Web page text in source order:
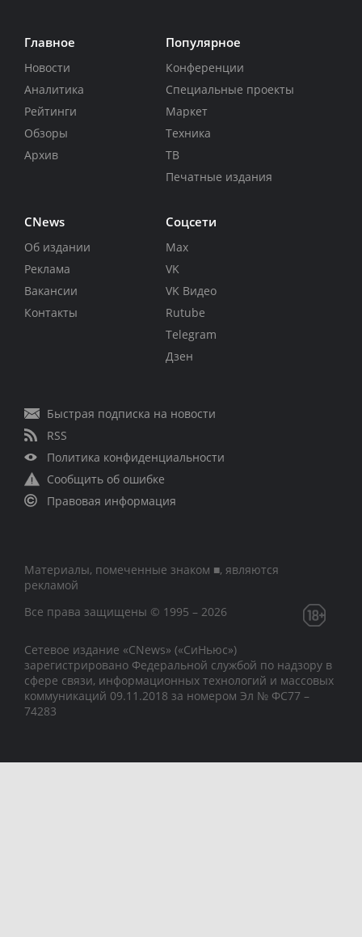
Главное
Новости
Аналитика
Рейтинги
Обзоры
Архив
Популярное
Конференции
Специальные проекты
Маркет
Техника
ТВ
Печатные издания
CNews
Об издании
Реклама
Вакансии
Контакты
Соцсети
Max
VK
VK Видео
Rutube
Telegram
Дзен
Быстрая подписка на новости
RSS
Политика конфиденциальности
Сообщить об ошибке
Правовая информация
Материалы, помеченные знаком ■, являются
рекламой
Все права защищены © 1995 – 2026
Сетевое издание «CNews» («СиНьюс»)
зарегистрировано Федеральной службой по надзору в
сфере связи, информационных технологий и массовых
коммуникаций 09.11.2018 за номером Эл № ФС77 –
74283